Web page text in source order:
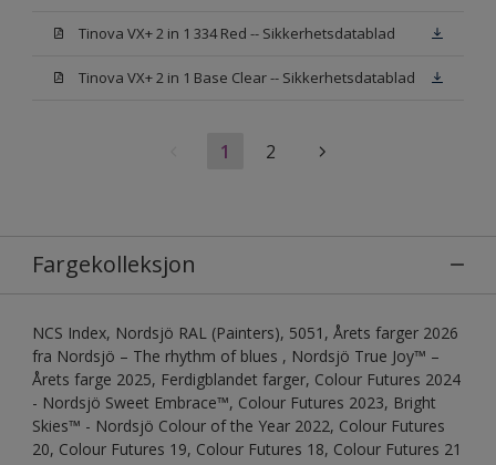
Tinova VX+ 2 in 1 334 Red -- Sikkerhetsdatablad
Tinova VX+ 2 in 1 Base Clear -- Sikkerhetsdatablad
1 2
Fargekolleksjon
NCS Index, Nordsjö RAL (Painters), 5051, Årets farger 2026
fra Nordsjö – The rhythm of blues , Nordsjö True Joy™ –
Årets farge 2025, Ferdigblandet farger, Colour Futures 2024
- Nordsjö Sweet Embrace™, Colour Futures 2023, Bright
Skies™ - Nordsjö Colour of the Year 2022, Colour Futures
20, Colour Futures 19, Colour Futures 18, Colour Futures 21